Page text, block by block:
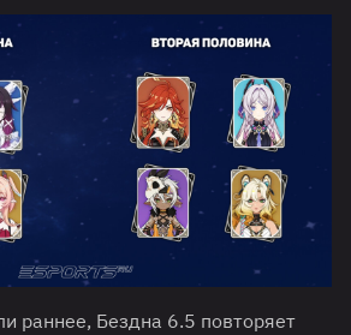
раннее, Бездна 6.5 повторяет